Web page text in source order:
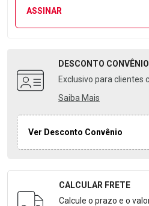
ASSINAR
DESCONTO CONVÊNIO
Exclusivo para clientes
Saiba Mais
Ver Desconto Convênio
Formulário para
CALCULAR FRETE
Calcule o prazo e o